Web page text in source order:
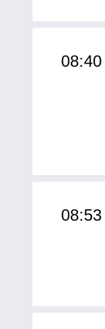
08:40
08:53